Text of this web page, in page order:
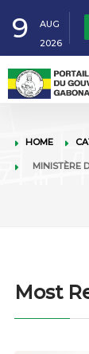
9
AUG
2026
HOME
MINISTÈRE
Most